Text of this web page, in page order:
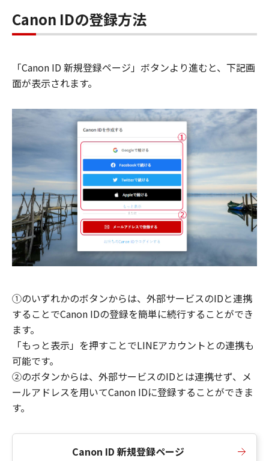
Canon IDの登録方法
「Canon ID 新規登録ページ」ボタンより進むと、下記画
面が表示されます。
①のいずれかのボタンからは、外部サービスのIDと連携
することでCanon IDの登録を簡単に続行することができ
ます。
「もっと表示」を押すことでLINEアカウントとの連携も
可能です。
②のボタンからは、外部サービスのIDとは連携せず、メ
ールアドレスを用いてCanon IDに登録することができま
す。
Canon ID 新規登録ページ